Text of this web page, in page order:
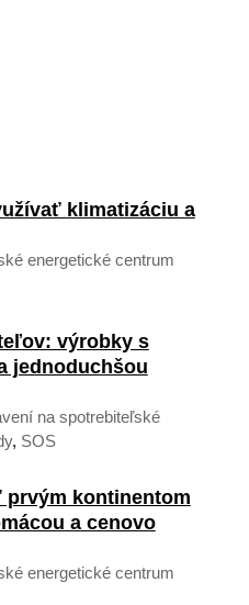
klimatizáciu a
energetické centrum
výrobky s
jednoduchšou
na spotrebiteľské
, SOS
prvým kontinentom
a cenovo
energetické centrum